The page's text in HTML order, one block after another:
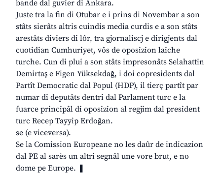
bande dal guvier di Ankara.
Juste tra la fin di Otubar e i prins di Novembar a son
stâts sierâts altris cuindis media curdis e a son stâts
arestâts diviers di lôr, tra gjornaliscj e dirigjents dal
cuotidian Cumhuriyet, vôs de oposizion laiche
turche. Cun di plui a son stâts impresonâts Selahattin
Demirtaş e Figen Yüksekdağ, i doi copresidents dal
Partît Democratic dal Popul (HDP), il tierç partît par
numar di deputâts dentri dal Parlament turc e la
fuarce principâl di oposizion al regjim dal president
turc Recep Tayyip Erdoğan.
se (e viceversa).
Se la Comission Europeane no les daûr de indicazion
dal PE al sarès un altri segnâl une vore brut, e no
dome pe Europe. ❚